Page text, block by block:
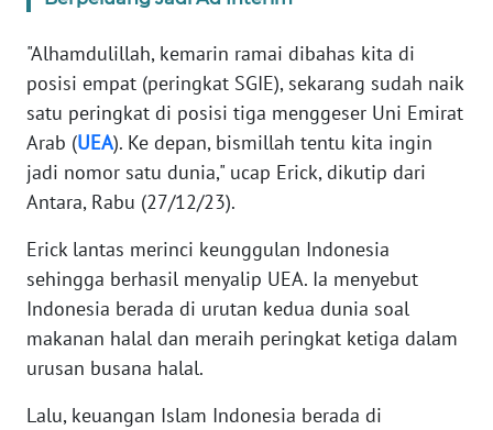
"Alhamdulillah, kemarin ramai dibahas kita di
posisi empat (peringkat SGIE), sekarang sudah naik
satu peringkat di posisi tiga menggeser Uni Emirat
Arab (UEA). Ke depan, bismillah tentu kita ingin
jadi nomor satu dunia," ucap Erick, dikutip dari
Antara, Rabu (27/12/23).
Erick lantas merinci keunggulan Indonesia
sehingga berhasil menyalip UEA. Ia menyebut
Indonesia berada di urutan kedua dunia soal
makanan halal dan meraih peringkat ketiga dalam
urusan busana halal.
Lalu, keuangan Islam Indonesia berada di
PEDOMAN
MEDIA
SIBER
REDAKSI
DISCLAIMER
Wahana
News